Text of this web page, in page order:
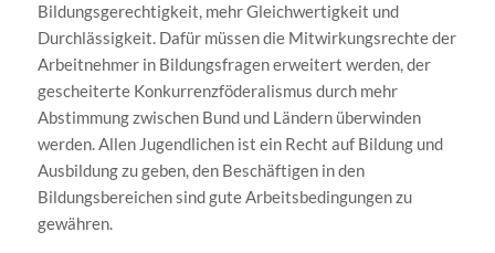
Bildungsgerechtigkeit, mehr Gleichwertigkeit und
Durchlässigkeit. Dafür müssen die Mitwirkungsrechte der
Arbeitnehmer in Bildungsfragen erweitert werden, der
gescheiterte Konkurrenzföderalismus durch mehr
Abstimmung zwischen Bund und Ländern überwinden
werden. Allen Jugendlichen ist ein Recht auf Bildung und
Ausbildung zu geben, den Beschäftigen in den
Bildungsbereichen sind gute Arbeitsbedingungen zu
gewähren.